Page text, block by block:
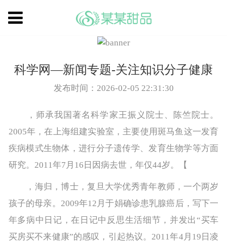
科学网—新闻专题-关注知识分子健康
发布时间：2026-02-05 22:31:30
，师承我国著名科学家王振义院士、陈竺院士。
2005年，在上海组建实验室，主要使用斑马鱼这一发育
疾病模式生物体，进行分子遗传学、发育生物学等方面
研究。2011年7月16日因病去世，年仅44岁。【
，海归，博士，复旦大学优秀青年教师，一个两岁
孩子的母亲。2009年12月于娟确诊患乳腺癌后，写下一
年多病中日记，在日记中反思生活细节，并发出“买车
买房买不来健康”的感叹，引起热议。2011年4月19日凌